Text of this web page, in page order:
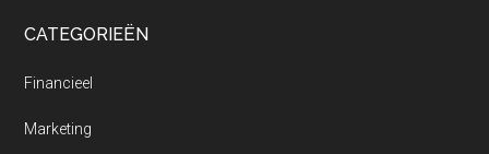
CATEGORIEËN
Financieel
Marketing